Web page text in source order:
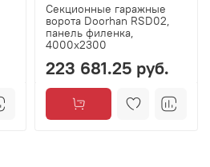
Секционные гаражные
ворота Doorhan RSD02,
панель филенка,
4000х2300
223 681.25 руб.